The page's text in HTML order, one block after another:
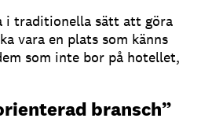
i traditionella sätt att göra
vara en plats som känns
som inte bor på hotellet,
bransch”